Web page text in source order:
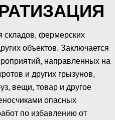
складов, фермерских
объектов. Заключается
направленных на
и других грызунов,
вещи, товар и другое
опасных
по избавлению от